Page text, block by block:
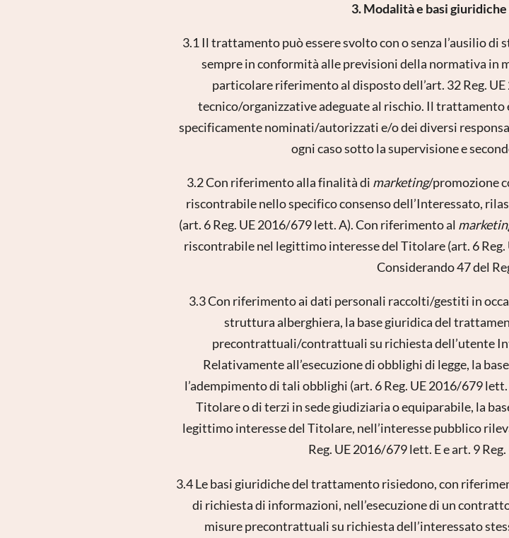
3. Modalità e basi
3.1 Il trattamento può essere svolto con o senza l’ausilio
sempre in conformità alle previsioni della normativa in
particolare riferimento al disposto dell’art. 32 Reg.
tecnico/organizzative adeguate al rischio. Il
specificamente nominati/autorizzati e/o dei diversi
ogni caso sotto la supervisione e
3.2 Con riferimento alla finalità di marketing/promozione
riscontrabile nello specifico consenso dell’Interessato,
(art. 6 Reg. UE 2016/679 lett. A). Con riferimento al
riscontrabile nel legittimo interesse del Titolare (art. 6
Considerando 47 del
3.3 Con riferimento ai dati personali raccolti/gestiti in
struttura alberghiera, la base giuridica del
precontrattuali/contrattuali su richiesta dell’utente
Relativamente all’esecuzione di obblighi di legge, la
l’adempimento di tali obblighi (art. 6 Reg. UE 2016/679
Titolare o di terzi in sede giudiziaria o equiparabile, la
legittimo interesse del Titolare, nell’interesse pubblico
Reg. UE 2016/679 lett. E e art. 9
3.4 Le basi giuridiche del trattamento risiedono, con
di richiesta di informazioni, nell’esecuzione di un
misure precontrattuali su richiesta dell’interessato
Registrazione alla newsletter
Titolo
Famiglia Signor Signora
Nome